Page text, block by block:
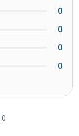
0
0
0
0
0